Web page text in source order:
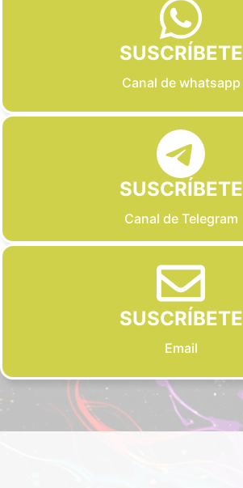
SUSCRÍBETE
Canal de whatsapp
SUSCRÍBETE
Canal de Telegram
SUSCRÍBETE
Email